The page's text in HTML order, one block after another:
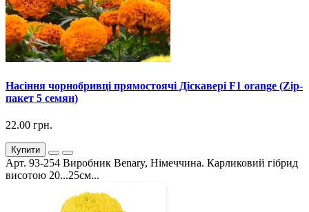
Насіння чорнобривці прямостоячі Діскавері F1 orange (Zip-
пакет 5 семян)
22.00 грн.
Купити
Арт. 93-254 Виробник Benary, Німеччина. Карликовий гібрид
висотою 20...25см...